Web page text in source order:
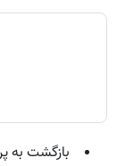
بازگشت به